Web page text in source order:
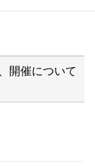
開催について